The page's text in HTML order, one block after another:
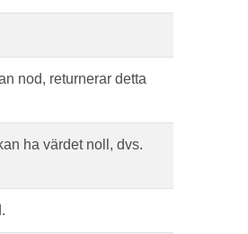
nod, returnerar detta
ha värdet noll, dvs.